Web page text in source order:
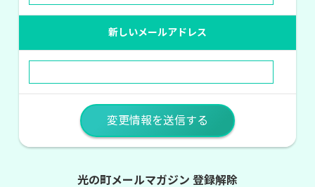
新しいメールアドレス
光の町メールマガジン 登録解除